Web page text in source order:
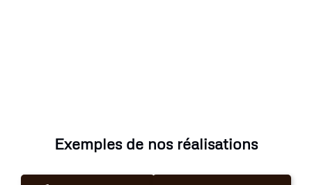
Exemples de nos réalisations